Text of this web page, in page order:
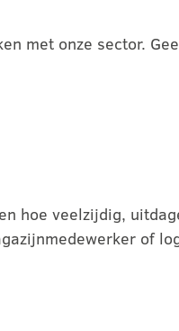
met onze sector.
hoe veelzijdig,
of